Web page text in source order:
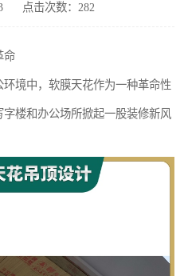
点击次数：282
命
境中，软膜天花作为一种革命性
楼和办公场所掀起一股装修新风